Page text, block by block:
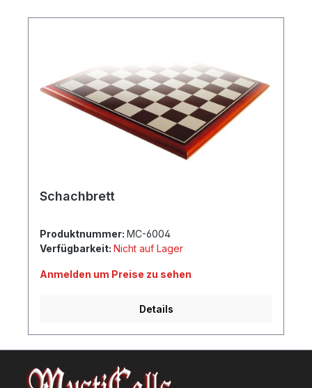
Schachbrett
Produktnummer: MC-6004
Verfügbarkeit: Nicht auf Lager
Anmelden um Preise zu sehen
Details